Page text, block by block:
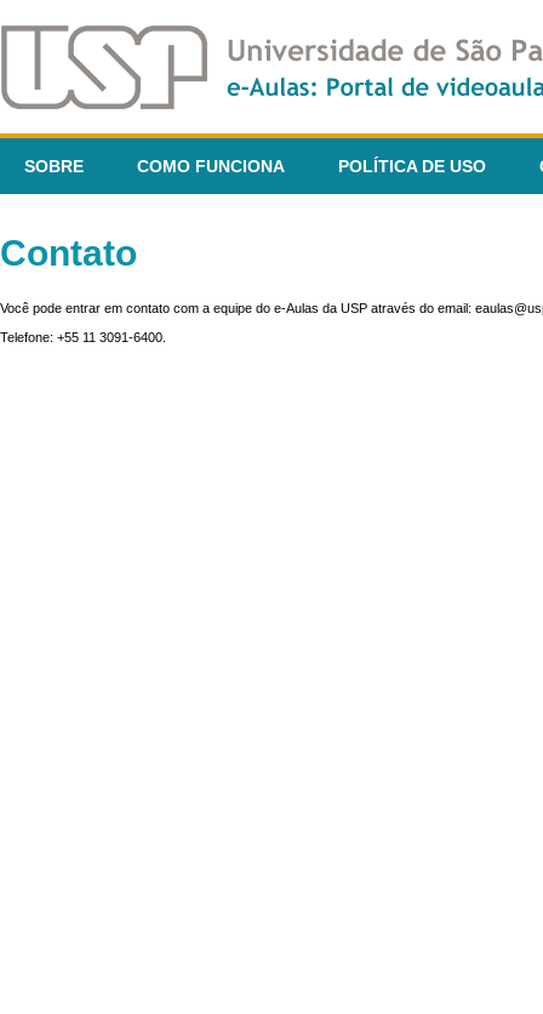
SOBRE COMO FUNCIONA POLÍTICA DE USO
Contato
Você pode entrar em contato com a equipe do e-Aulas da USP através do email:
Telefone: +55 11 3091-6400.